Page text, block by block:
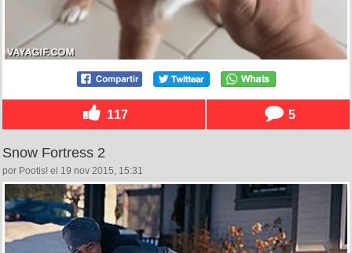
117 5
Snow Fortress 2
por Pootis! el 19 nov 2015, 15:31